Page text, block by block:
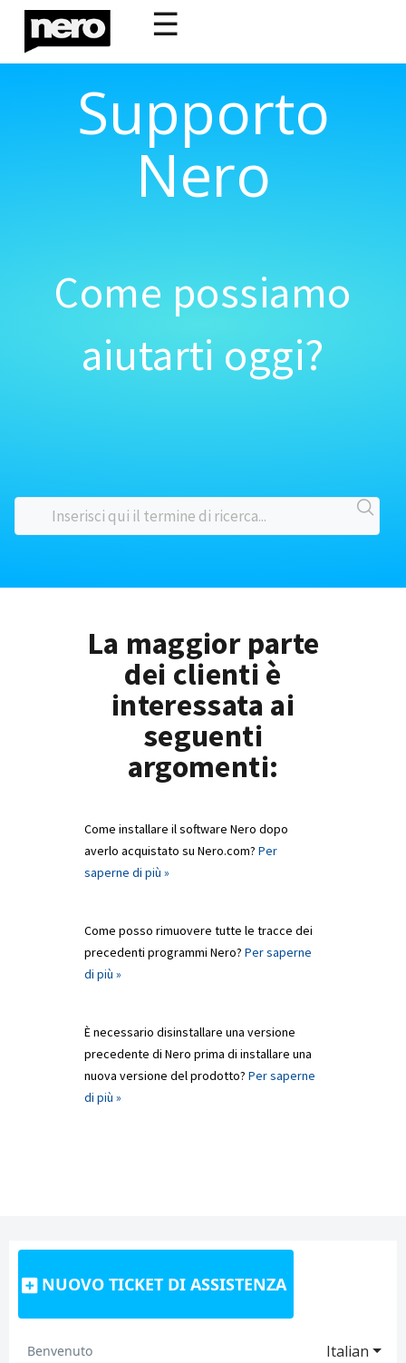
☰
Supporto
Nero
Come possiamo
aiutarti oggi?
La maggior parte
dei clienti è
interessata ai
seguenti
argomenti:
Come installare il software Nero dopo
averlo acquistato su Nero.com? Per
saperne di più »
Come posso rimuovere tutte le tracce dei
precedenti programmi Nero? Per saperne
di più »
È necessario disinstallare una versione
precedente di Nero prima di installare una
nuova versione del prodotto? Per saperne
di più »
NUOVO TICKET DI ASSISTENZA
Italian
Benvenuto